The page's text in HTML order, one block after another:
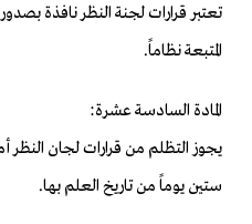
تعتبر قرارات لجنة النظر نافذة
المتبعة نظاماً.
المادة السادسة عشرة:
يجوز التظلم من قرارات لجان النظر
ستين يوماً من تاريخ العلم بها.